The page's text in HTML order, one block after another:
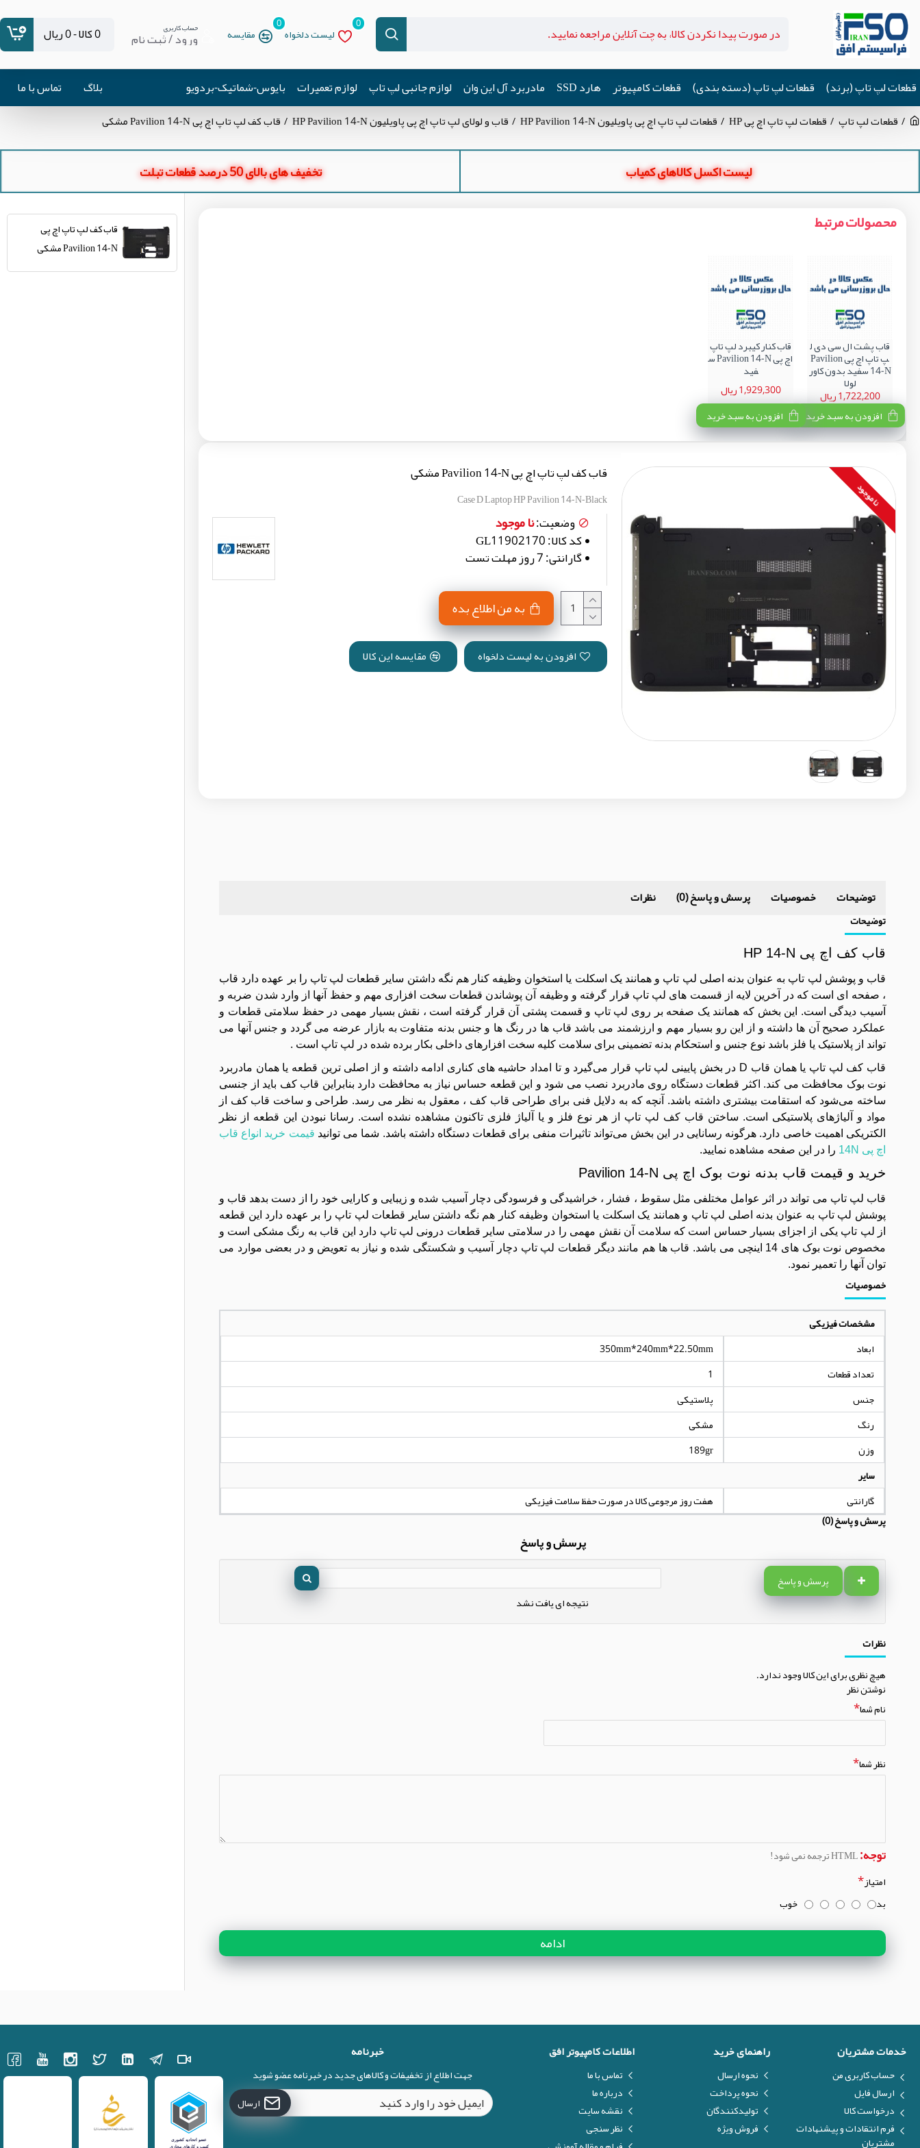
لیست دلخواه
0
مقایسه
0 حساب کاربری
ورود / ثبت نام 0 کالا - 0 ریال
قطعات لپ تاپ (برند) قطعات لپ تاپ (دسته بندی) قطعات کامپیوتر هارد SSD مادربرد آل این وان لوازم جانبی لپ تاپ لوازم تعمیرات بایوس-شماتیک-بردویو بلاگ تماس با ما
قطعات لپ تاپ قطعات لپ تاپ اچ پی HP قطعات لپ تاپ اچ پی پاویلیون HP Pavilion 14-N قاب و لولای لپ تاپ اچ پی پاویلیون HP Pavilion 14-N قاب کف لپ تاپ اچ پی Pavilion 14-N مشکی
لیست اکسل کالاهای کمیاب تخفیف های بالای 50 درصد قطعات تبلت
محصولات مرتبط
قاب پشت ال سی دی ل
پ تاپ اچ پی Pavilion
14-N سفید بدون کاور
لولا
1,722,200 ریال
افزودن به سبد خرید
قاب کنار کیبرد لپ تاپ
اچ پی Pavilion 14-N س
فید
1,929,300 ریال
افزودن به سبد خرید
نا موجود
قاب کف لپ تاپ اچ پی Pavilion 14-N مشکی
Case D Laptop HP Pavilion 14-N-Black
وضعیت:نا موجود
کد کالا:GL11902170
گارانتی:7 روز مهلت تست
به من اطلاع بده
افزودن به لیست دلخواه مقایسه این کالا
توضیحات خصوصیات پرسش و پاسخ (0) نظرات
توضیحات
قاب کف اچ پی HP 14-N
قاب و پوشش لپ تاپ به عنوان بدنه اصلی لپ تاپ و همانند یک اسکلت یا استخوان وظیفه کنار هم نگه داشتن سایر قطعات لپ تاپ را بر عهده دارد قاب
، صفحه ای است که در آخرین لایه از قسمت‌ های لپ تاپ قرار گرفته و وظیفه آن پوشاندن قطعات سخت افزاری مهم و حفظ آنها از وارد شدن ضربه و
آسیب دیدگی است. این بخش که همانند یک صفحه بر روی لپ‌ تاپ و قسمت پشتی آن قرار گرفته است ، نقش بسیار مهمی در حفظ سلامتی قطعات و
عملکرد صحیح آن ها داشته و از این رو بسیار مهم و ارزشمند می باشد قاب ها در رنگ ها و جنس بدنه متفاوت به بازار عرضه می گردد و جنس آنها می
تواند از پلاستیک یا فلز باشد نوع جنس و استحکام بدنه تضمینی برای سلامت کلیه سخت‌ افزارهای داخلی بکار برده شده در لپ‌ تاپ است .
قاب کف لپ تاپ یا همان قاب D در بخش پایینی لپ تاپ قرار می‌گیرد و تا امداد حاشیه های کناری ادامه داشته و از اصلی ترین قطعه یا همان مادربرد
نوت بوک محافظت می کند. اکثر قطعات دستگاه روی مادربرد نصب می شود و این قطعه حساس نیاز به محافظت دارد بنابراین قاب کف باید از جنسی
ساخته می‌شود که استقامت بیشتری داشته باشد. آنچه که به دلایل فنی برای طراحی قاب کف ، معقول به نظر می رسد. طراحی و ساخت قاب کف از
مواد و آلیاژهای پلاستیکی است. ساختن قاب کف لپ تاپ از هر نوع فلز و یا آلیاژ فلزی تاکنون مشاهده نشده است. رسانا نبودن این قطعه از نظر
الکتریکی اهمیت خاصی دارد. هرگونه رسانایی در این بخش می‌تواند تاثیرات منفی برای قطعات دستگاه داشته باشد. شما می توانید قیمت خرید انواع قاب
اچ پی 14N
را در این صفحه مشاهده نمایید.
خرید و قیمت قاب بدنه نوت بوک اچ پی Pavilion 14-N
قاب لپ تاپ می تواند در اثر عوامل مختلفی مثل سقوط ، فشار ، خراشیدگی و فرسودگی دچار آسیب شده و زیبایی و کارایی خود را از دست بدهد قاب و
پوشش لپ تاپ به عنوان بدنه اصلی لپ تاپ و همانند یک اسکلت یا استخوان وظیفه کنار هم نگه داشتن سایر قطعات لپ تاپ را بر عهده دارد این قطعه
از لپ تاپ یکی از اجزای بسیار حساس است که سلامت آن نقش مهمی را در سلامتی سایر قطعات درونی لپ تاپ دارد این قاب به رنگ مشکی است و
مخصوص نوت بوک های 14 اینچی می باشد. قاب ها هم مانند دیگر قطعات لپ تاپ دچار آسیب و شکستگی شده و نیاز به تعویض و در بعضی موارد می
توان آنها را تعمیر نمود.
خصوصیات
مشخصات فیزیکی
ابعاد
350mm*240mm*22.50mm
تعداد قطعات
1
جنس
پلاستیکی
رنگ
مشکی
وزن
189gr
سایر
گارانتی
هفت روز مرجوعی کالا در صورت حفظ سلامت فیزیکی
پرسش و پاسخ (0)
پرسش و پاسخ
پرسش و پاسخ
نتیجه ای یافت نشد
نظرات
هیچ نظری برای این کالا وجود ندارد.
نوشتن نظر
نام شما
نظر شما
توجه:
امتیاز
بد
خوب
ادامه
قاب کف لپ تاپ اچ پی
Pavilion 14-N مشکی
خدمات مشتریان
حساب کاربری من
ارسال فایل
درخواست کالا
فرم انتقادات و پیشنهادات
مشتریان
راهنمای خرید
نحوه ارسال
نحوه پرداخت
تولیدکنندگان
فروش ویژه
اطلاعات کامپیوتر افق
تماس با ما
درباره ما
نقشه سایت
نظر سنجی
خبرنامه
جهت اطلاع از تخفیفات و کالاهای جدید در خبرنامه عضو شوید
ارسال